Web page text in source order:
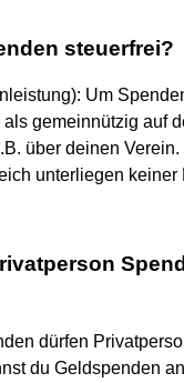
steuerfrei?
Um
gemeinnützig auf
über deinen
unterliegen keiner
dürfen
du Geldspenden